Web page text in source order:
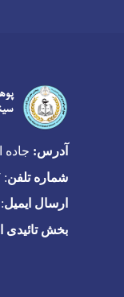
پوهنتون علوم طبی کابل
اتا ترک ، جمال مینه ، ناحیه 3 ،
info@kums.edu.af
اسناد تحصیلی: